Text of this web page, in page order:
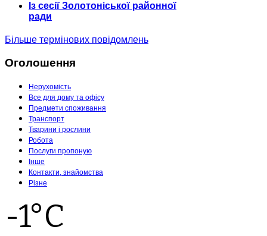
Із сесії Золотоніської районної
ради
Більше термінових повідомлень
Оголошення
Нерухомість
Все для дому та офісу
Предмети споживання
Транспорт
Тварини і рослини
Робота
Послуги пропоную
Інше
Контакти, знайомства
Різне
-1°C